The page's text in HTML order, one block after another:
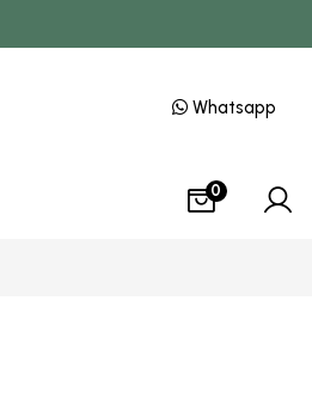
Whatsapp
0